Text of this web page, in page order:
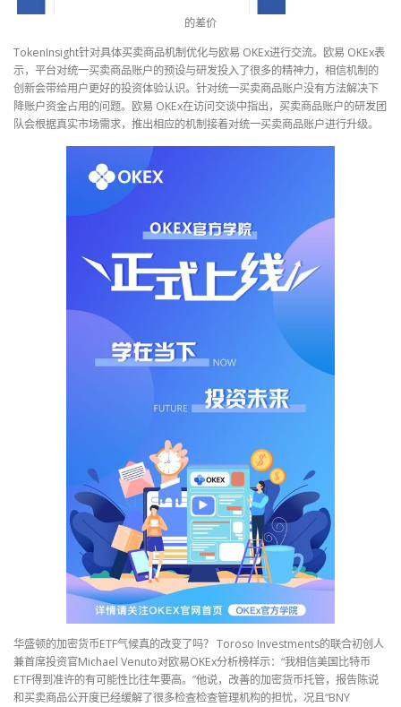
的差价
TokenInsight针对具体买卖商品机制优化与欧易 OKEx进行交流。欧易 OKEx表
示，平台对统一买卖商品账户的预设与研发投入了很多的精神力，相信机制的
创新会带给用户更好的投资体验认识。针对统一买卖商品账户没有方法解决下
降账户资金占用的问题。欧易 OKEx在访问交谈中指出，买卖商品账户的研发团
队会根据真实市场需求，推出相应的机制接着对统一买卖商品账户进行升级。
华盛顿的加密货币ETF气候真的改变了吗？ Toroso Investments的联合初创人
兼首席投资官Michael Venuto对欧易OKEx分析榜样示：“我相信美国比特币
ETF得到准许的有可能性比往年要高。”他说，改善的加密货币托管，报告陈说
和买卖商品公开度已经缓解了很多检查检查管理机构的担忧，况且“BNY